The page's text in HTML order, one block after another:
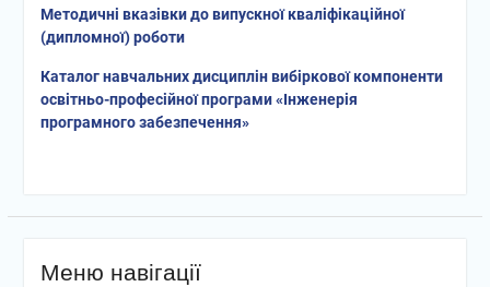
Методичні вказівки до випускної кваліфікаційної
(дипломної) роботи
Каталог навчальних дисциплін вибіркової компоненти
освітньо-професійної програми «Інженерія
програмного забезпечення»
Меню навігації